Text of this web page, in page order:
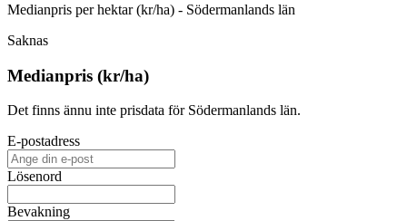
Medianpris per hektar (kr/ha) - Södermanlands län
Saknas
Medianpris (kr/ha)
Det finns ännu inte prisdata för Södermanlands län.
E-postadress
Lösenord
Bevakning